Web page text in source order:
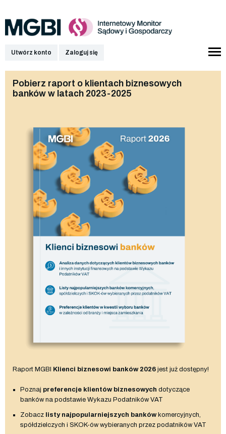
Utwórz konto Zaloguj się
Pobierz raport o klientach biznesowych
banków w latach 2023-2025
Raport MGBI Klienci biznesowi banków 2026 jest już dostępny!
Poznaj preferencje klientów biznesowych dotyczące
banków na podstawie Wykazu Podatników VAT
Zobacz listy najpopularniejszych bankówkomercyjnych,
spółdzielczych i SKOK-ów wybieranych przez podatników VAT